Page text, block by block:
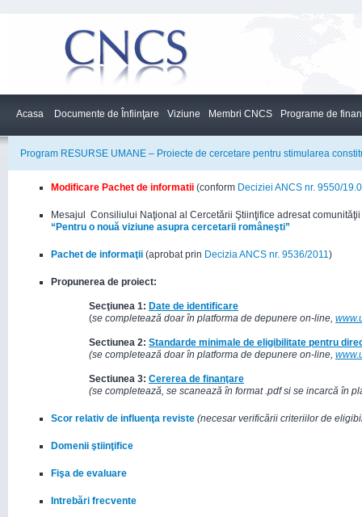
Acasa Documente de Înfiinţare Viziune Membri CNCS Programe de
Program RESURSE UMANE – Proiecte de cercetare pentru stimularea
Modificare Pachet de informatii (conform Deciziei ANCS nr. 9550/
Mesajul Consiliului Naţional al Cercetării Ştiinţifice adresat
“Pentru o nouă viziune asupra cercetarii româneşti”
Pachet de informaţii (aprobat prin Decizia ANCS nr. 9536/2011)
Propunerea de proiect:
Secţiunea 1: Date de identificare
(se completează doar în platforma de depunere on-line,
Sectiunea 2: Standarde minimale de eligibilitate pentru
(se completează doar în platforma de depunere on-line,
Sectiunea 3: Cererea de finanţare
(se completează, se scanează în format .pdf si se incarcă în
Scor relativ de influenţa reviste (necesar verificării criteriilor de
Domenii ştiinţifice
Fişa de evaluare
Intrebări frecvente